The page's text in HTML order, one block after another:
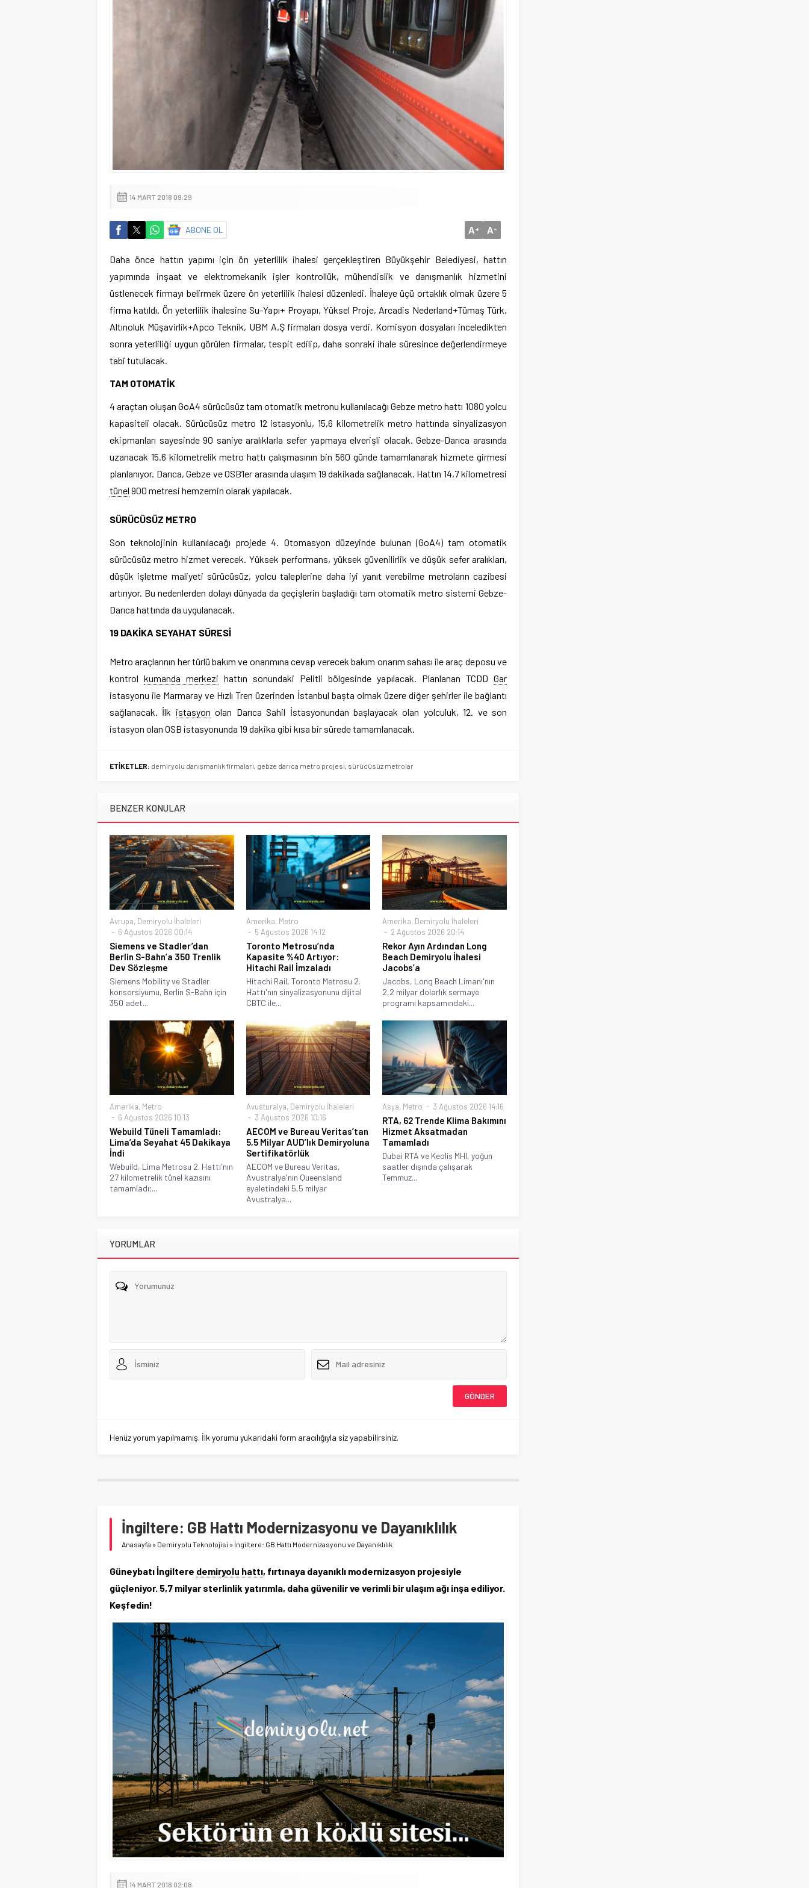
14 MART 2018 09:29
ABONE OL A+ A-
Daha önce hattın yapımı için ön yeterlilik ihalesi gerçekleştiren Büyükşehir Belediyesi, hattın
yapımında inşaat ve elektromekanik işler kontrollük, mühendislik ve danışmanlık hizmetini
üstlenecek firmayı belirmek üzere ön yeterlilik ihalesi düzenledi. İhaleye üçü ortaklık olmak üzere 5
firma katıldı. Ön yeterlilik ihalesine Su-Yapı+ Proyapı, Yüksel Proje, Arcadis Nederland+Tümaş Türk,
Altınoluk Müşavirlik+Apco Teknik, UBM A.Ş firmaları dosya verdi. Komisyon dosyaları inceledikten
sonra yeterliliği uygun görülen firmalar, tespit edilip, daha sonraki ihale süresince değerlendirmeye
tabi tutulacak.
TAM OTOMATİK
4 araçtan oluşan GoA4 sürücüsüz tam otomatik metronu kullanılacağı Gebze metro hattı 1080 yolcu
kapasiteli olacak. Sürücüsüz metro 12 istasyonlu, 15,6 kilometrelik metro hattında sinyalizasyon
ekipmanları sayesinde 90 saniye aralıklarla sefer yapmaya elverişli olacak. Gebze-Darıca arasında
uzanacak 15.6 kilometrelik metro hattı çalışmasının bin 560 günde tamamlanarak hizmete girmesi
planlanıyor. Darıca, Gebze ve OSB’ler arasında ulaşım 19 dakikada sağlanacak. Hattın 14,7 kilometresi
tünel 900 metresi hemzemin olarak yapılacak.
SÜRÜCÜSÜZ METRO
Son teknolojinin kullanılacağı projede 4. Otomasyon düzeyinde bulunan (GoA4) tam otomatik
sürücüsüz metro hizmet verecek. Yüksek performans, yüksek güvenilirlik ve düşük sefer aralıkları,
düşük işletme maliyeti sürücüsüz, yolcu taleplerine daha iyi yanıt verebilme metroların cazibesi
artırıyor. Bu nedenlerden dolayı dünyada da geçişlerin başladığı tam otomatik metro sistemi Gebze-
Darıca hattında da uygulanacak.
19 DAKİKA SEYAHAT SÜRESİ
Metro araçlarının her türlü bakım ve onarımına cevap verecek bakım onarım sahası ile araç deposu ve
kontrol kumanda merkezi hattın sonundaki Pelitli bölgesinde yapılacak. Planlanan TCDD Gar
istasyonu ile Marmaray ve Hızlı Tren üzerinden İstanbul başta olmak üzere diğer şehirler ile bağlantı
sağlanacak. İlk istasyon olan Darıca Sahil İstasyonundan başlayacak olan yolculuk, 12. ve son
istasyon olan OSB istasyonunda 19 dakika gibi kısa bir sürede tamamlanacak.
ETİKETLER: demiryolu danışmanlık firmaları, gebze darıca metro projesi, sürücüsüz metrolar
BENZER KONULAR
Avrupa, Demiryolu İhaleleri
6 Ağustos 2026 00:14
Siemens ve Stadler’dan
Berlin S-Bahn’a 350 Trenlik
Dev Sözleşme
Siemens Mobility ve Stadler
konsorsiyumu, Berlin S-Bahn için
350 adet...
Amerika, Metro
5 Ağustos 2026 14:12
Toronto Metrosu’nda
Kapasite %40 Artıyor:
Hitachi Rail İmzaladı
Hitachi Rail, Toronto Metrosu 2.
Hattı'nın sinyalizasyonunu dijital
CBTC ile...
Amerika, Demiryolu İhaleleri
2 Ağustos 2026 20:14
Rekor Ayın Ardından Long
Beach Demiryolu İhalesi
Jacobs’a
Jacobs, Long Beach Limanı'nın
2,2 milyar dolarlık sermaye
programı kapsamındaki...
Amerika, Metro
6 Ağustos 2026 10:13
Webuild Tüneli Tamamladı:
Lima’da Seyahat 45 Dakikaya
İndi
Webuild, Lima Metrosu 2. Hattı'nın
27 kilometrelik tünel kazısını
tamamladı;...
Avusturalya, Demiryolu İhaleleri
3 Ağustos 2026 10:16
AECOM ve Bureau Veritas’tan
5,5 Milyar AUD’lık Demiryoluna
Sertifikatörlük
AECOM ve Bureau Veritas,
Avustralya'nın Queensland
eyaletindeki 5,5 milyar
Avustralya...
Asya, Metro 3 Ağustos 2026 14:16
RTA, 62 Trende Klima Bakımını
Hizmet Aksatmadan
Tamamladı
Dubai RTA ve Keolis MHI, yoğun
saatler dışında çalışarak
Temmuz...
YORUMLAR
Henüz yorum yapılmamış. İlk yorumu yukarıdaki form aracılığıyla siz yapabilirsiniz.
İngiltere: GB Hattı Modernizasyonu ve Dayanıklılık
Anasayfa » Demiryolu Teknolojisi » İngiltere: GB Hattı Modernizasyonu ve Dayanıklılık
Güneybatı İngiltere demiryolu hattı, fırtınaya dayanıklı modernizasyon projesiyle
güçleniyor. 5,7 milyar sterlinlik yatırımla, daha güvenilir ve verimli bir ulaşım ağı inşa ediliyor.
Keşfedin!
14 MART 2018 02:08